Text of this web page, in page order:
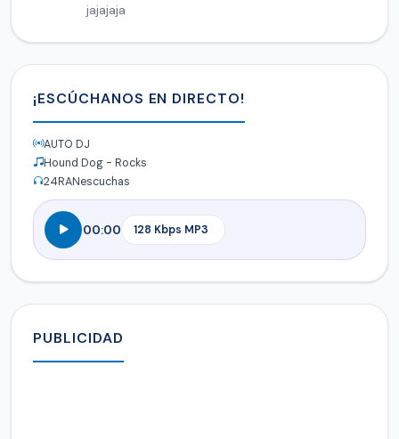
jajajaja
¡ESCÚCHANOS EN DIRECTO!
AUTO DJ
Hound Dog - Rocks
24RANescuchas
00:00
PUBLICIDAD